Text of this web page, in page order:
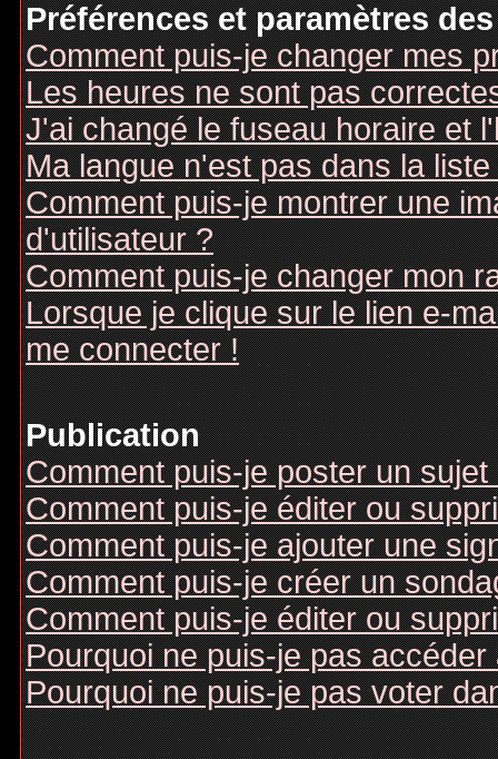
Préférences et paramètres
Comment puis-je changer mes
Les heures ne sont pas
J'ai changé le fuseau horaire et
Ma langue n'est pas dans la liste
Comment puis-je montrer une
d'utilisateur ?
Comment puis-je changer mon
Lorsque je clique sur le lien e-
me connecter !
Publication
Comment puis-je poster un
Comment puis-je éditer ou
Comment puis-je ajouter une
Comment puis-je créer un
Comment puis-je éditer ou
Pourquoi ne puis-je pas accéder
Pourquoi ne puis-je pas voter